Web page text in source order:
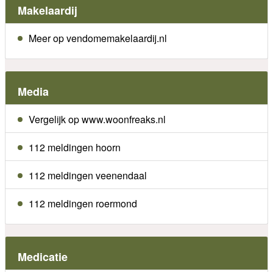
Makelaardij
Meer op vendomemakelaardij.nl
Media
Vergelijk op www.woonfreaks.nl
112 meldingen hoorn
112 meldingen veenendaal
112 meldingen roermond
Medicatie